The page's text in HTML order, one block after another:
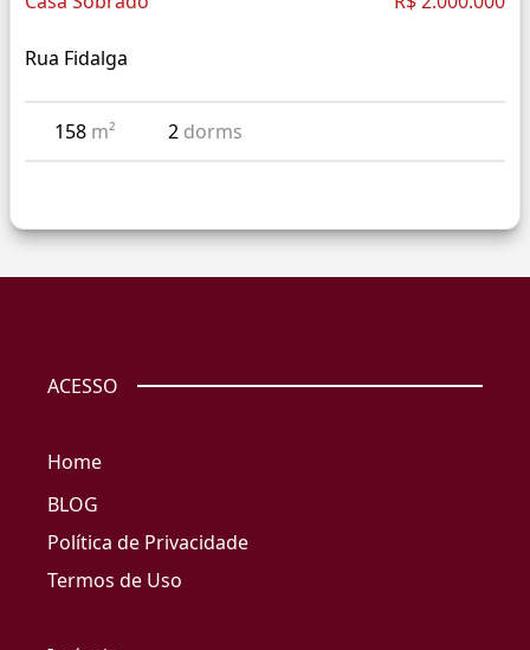
Rua Fidalga
158 m² 2 dorms
ACESSO
Home
BLOG
Política de Privacidade
Termos de Uso